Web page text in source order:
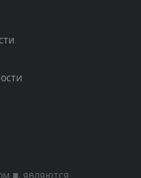
■, являются